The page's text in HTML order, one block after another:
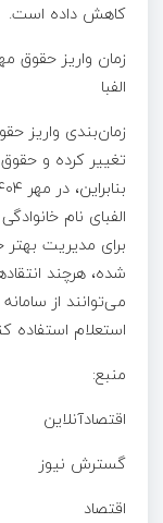
کاهش داده است.
الفبا
الفبای نام
برای مدیریت بهتر
شده، هرچند
استعلام استفاده
منبع:
اقتصادآنلاین
گسترش نیوز
اقتصاد